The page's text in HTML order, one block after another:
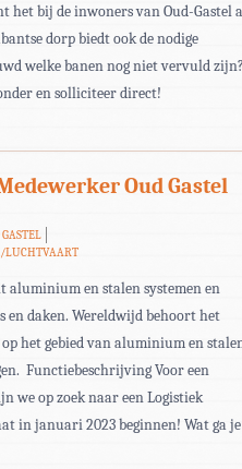
bij de inwoners van Oud-Gastel
dorp biedt ook de nodige
welke banen nog niet vervuld
en solliciteer direct!
Oud Gastel
LUCHTVAART
aluminium en stalen systemen en
en daken. Wereldwijd behoort het
het gebied van aluminium en
Functiebeschrijving Voor een
we op zoek naar een Logistiek
in januari 2023 beginnen! Wat ga je